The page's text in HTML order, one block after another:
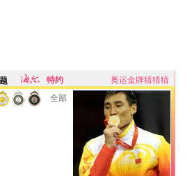
特约
奥运金牌猜猜猜
全部